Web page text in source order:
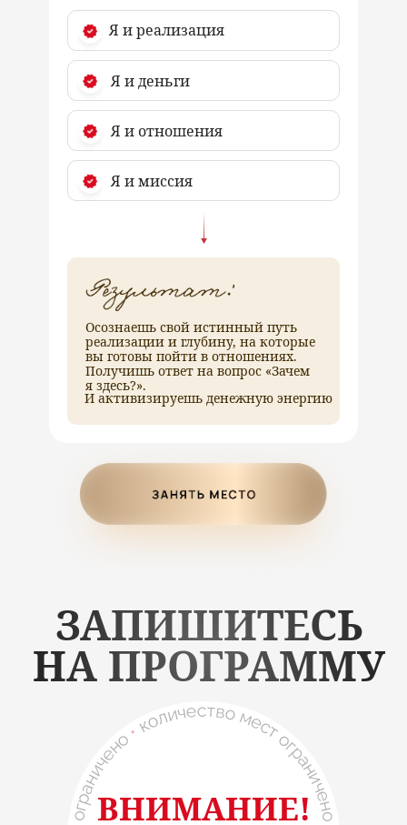
Я и реализация
Я и деньги
Я и отношения
Я и миссия
Осознаешь свой истинный путь
реализации и глубину, на которые
вы готовы пойти в отношениях.
Получишь ответ на вопрос «Зачем
я здесь?».
И активизируешь денежную энергию
ЗАПИШИТЕСЬ
НА ПРОГРАММУ
ВНИМАНИЕ!